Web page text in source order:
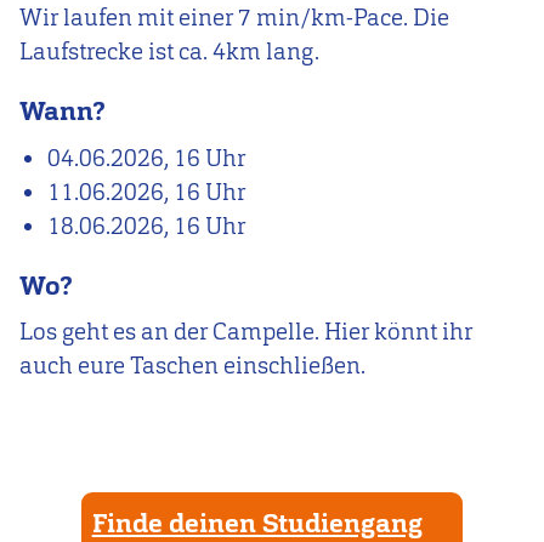
Wir laufen mit einer 7 min/km-Pace. Die
Laufstrecke ist ca. 4km lang.
Wann?
04.06.2026, 16 Uhr
11.06.2026, 16 Uhr
18.06.2026, 16 Uhr
Wo?
Los geht es an der Campelle. Hier könnt ihr
auch eure Taschen einschließen.
Finde deinen Studiengang